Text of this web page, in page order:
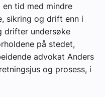
tid med mindre
sikring og drift enn i
drifter undersøke
på stedet,
advokat Anders
og prosess, i